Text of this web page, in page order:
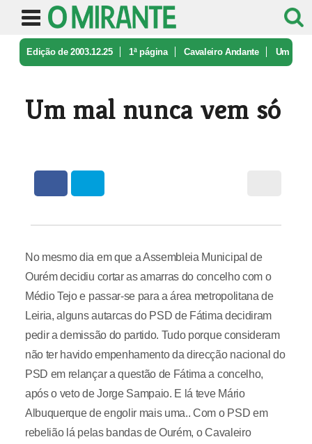
Edição de 2003.12.25 1ª página Cavaleiro Andante Um
Um mal nunca vem só
No mesmo dia em que a Assembleia Municipal de
Ourém decidiu cortar as amarras do concelho com o
Médio Tejo e passar-se para a área metropolitana de
Leiria, alguns autarcas do PSD de Fátima decidiram
pedir a demissão do partido. Tudo porque consideram
não ter havido empenhamento da direcção nacional do
PSD em relançar a questão de Fátima a concelho,
após o veto de Jorge Sampaio. E lá teve Mário
Albuquerque de engolir mais uma.. Com o PSD em
rebelião lá pelas bandas de Ourém, o Cavaleiro